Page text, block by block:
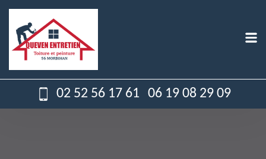
02 52 56 17 61 06 19 08 29 09